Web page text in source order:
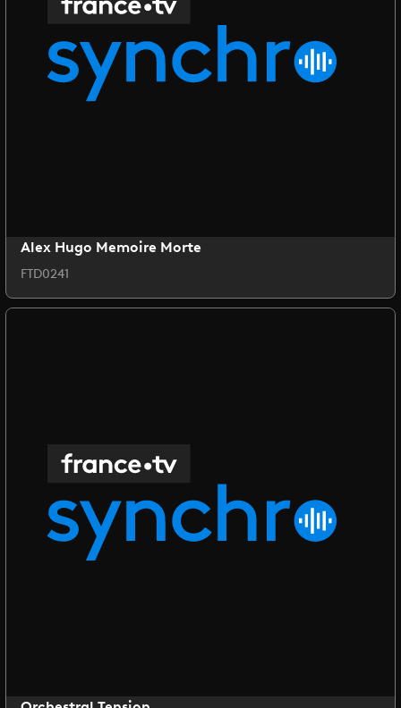
Alex Hugo Memoire Morte
FTD0241